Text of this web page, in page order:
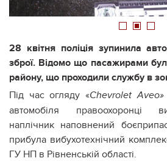
1 2 3
28 квітня поліція зупинила
зброї. Відомо що пасажирами
району, що проходили службу в
Під час огляду «Chevrolet Aveo»
автомобіля правоохоронці
наплічник наповнений
прибула вибухотехнічний
ГУ НП в Рівненській області.